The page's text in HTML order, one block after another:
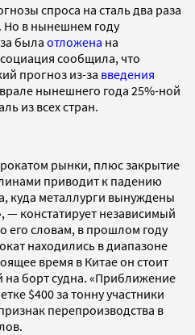
спроса на сталь два раза
Но в нынешнем году
была отложена на
сообщила, что
прогноз из-за введения
нынешнего года 25%-ной
из всех стран.
рынки, плюс закрытие
приводит к падению
куда металлурги вынуждены
— констатирует независимый
его словам, в прошлом году
находились в диапазоне
время в Китае он стоит
на борт судна. «Приближение
$400 за тонну участники
перепроизводства в